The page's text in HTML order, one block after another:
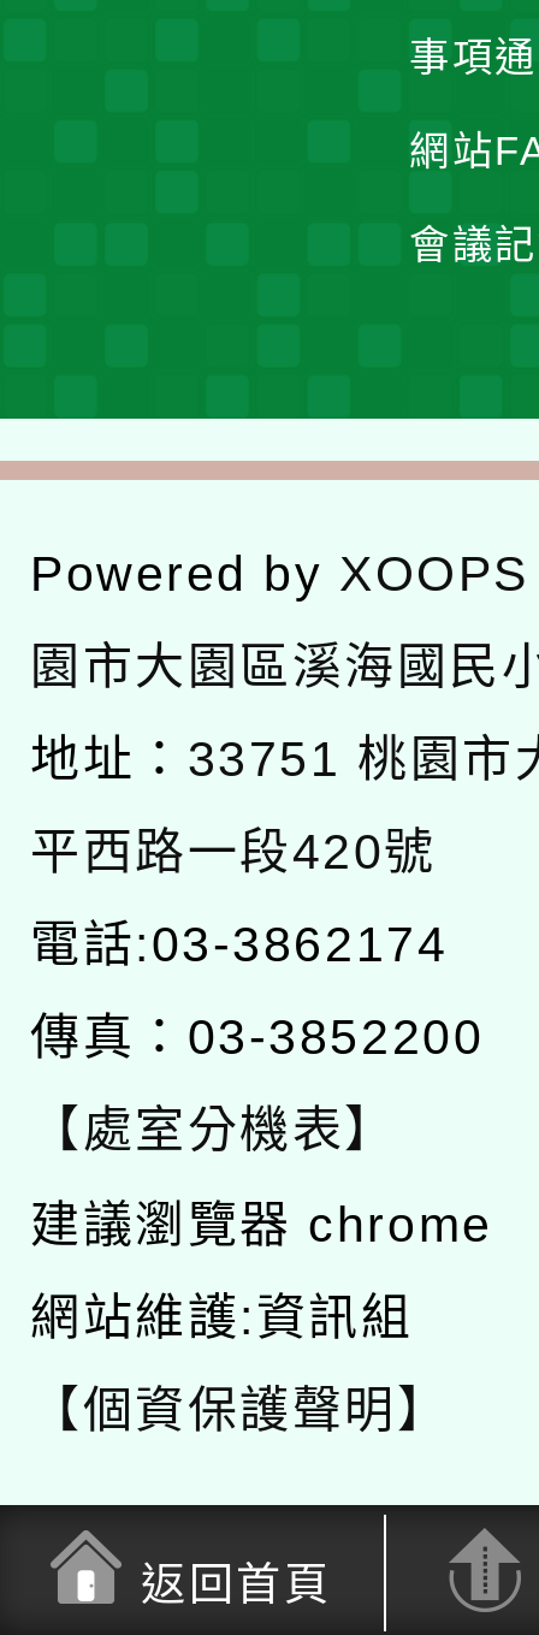
事項
網站
會議
Powered by XOOPS
園市大園區溪海國民
地址： 33751 桃園市
平西路一段420號
電話:03-3862174
傳真：03-3852200
【處室分機表】
建議瀏覽器 chrome
網站維護:資訊組
【個資保護聲明】
返回首頁